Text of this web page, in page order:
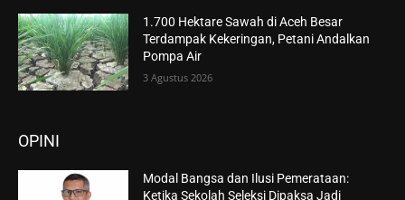
1.700 Hektare Sawah di Aceh Besar
Terdampak Kekeringan, Petani Andalkan
Pompa Air
3 Agustus 2026
OPINI
Modal Bangsa dan Ilusi Pemerataan:
Ketika Sekolah Seleksi Dipaksa Jadi